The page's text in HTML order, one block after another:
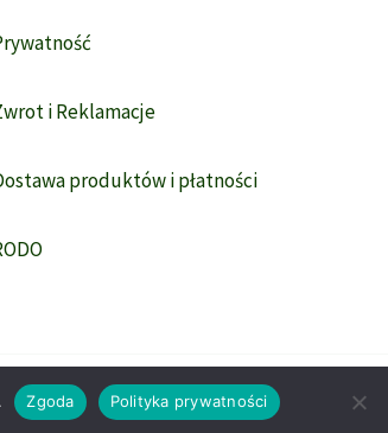
i Reklamacje
produktów i płatności
Zgoda Polityka prywatności